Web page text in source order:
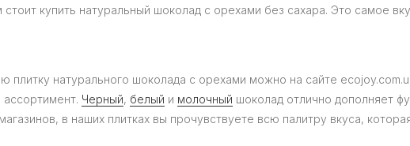
стоит купить натуральный шоколад с орехами без сахара. Это самое
плитку натурального шоколада с орехами можно на сайте
ассортимент. Черный, белый и молочный шоколад отлично дополняет
в наших плитках вы прочувствуете всю палитру вкуса,